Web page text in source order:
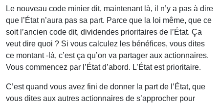
Le nouveau code minier dit, maintenant là, il n’y a pas à dire
que l’État n’aura pas sa part. Parce que la loi même, que ce
soit l’ancien code dit, dividendes prioritaires de l’État. Ça
veut dire quoi ? Si vous calculez les bénéfices, vous dites
ce montant -là, c’est ça qu’on va partager aux actionnaires.
Vous commencez par l’État d’abord. L’État est prioritaire.
C’est quand vous avez fini de donner la part de l’État, que
vous dites aux autres actionnaires de s’approcher pour